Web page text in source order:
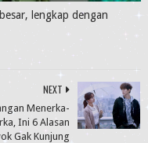
lengkap dengan
NEXT
Menerka-
Ini 6 Alasan
Gak Kunjung